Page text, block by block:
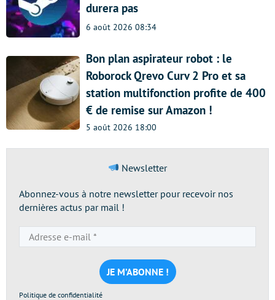
durera pas
6 août 2026 08:34
Bon plan aspirateur robot : le
Roborock Qrevo Curv 2 Pro et sa
station multifonction profite de 400
€ de remise sur Amazon !
5 août 2026 18:00
Newsletter
Abonnez-vous à notre newsletter pour recevoir nos
dernières actus par mail !
e-
mail
*
Politique de confidentialité